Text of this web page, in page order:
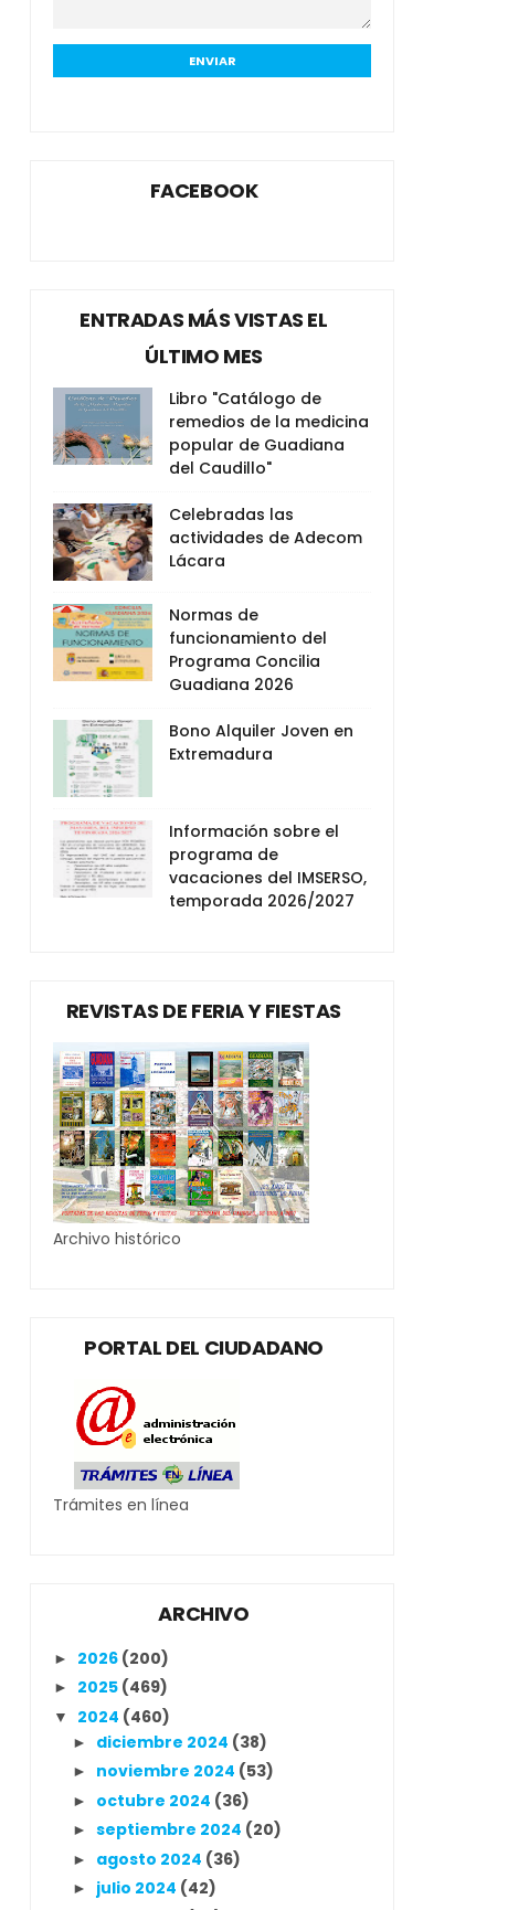
FACEBOOK
ENTRADAS MÁS VISTAS EL
ÚLTIMO MES
Libro "Catálogo de
remedios de la medicina
popular de Guadiana
del Caudillo"
Celebradas las
actividades de Adecom
Lácara
Normas de
funcionamiento del
Programa Concilia
Guadiana 2026
Bono Alquiler Joven en
Extremadura
Información sobre el
programa de
vacaciones del IMSERSO,
temporada 2026/2027
REVISTAS DE FERIA Y FIESTAS
Archivo histórico
PORTAL DEL CIUDADANO
Trámites en línea
ARCHIVO
► 2026 (200)
► 2025 (469)
▼ 2024 (460)
► diciembre 2024 (38)
► noviembre 2024 (53)
► octubre 2024 (36)
► septiembre 2024 (20)
► agosto 2024 (36)
► julio 2024 (42)